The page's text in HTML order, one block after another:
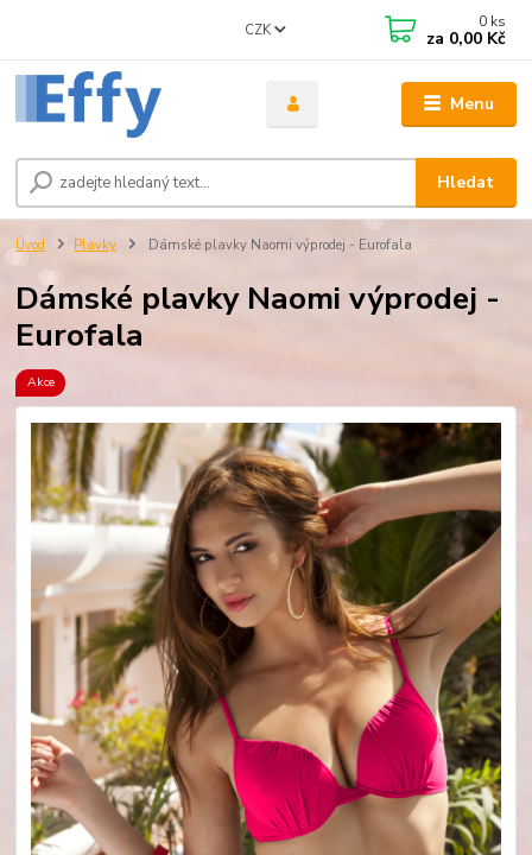
Menu
CZK
Hledat
0 ks
za 0,00 Kč
Úvod Plavky Dámské plavky Naomi výprodej - Eurofala
Dámské plavky Naomi výprodej -
Eurofala
Akce